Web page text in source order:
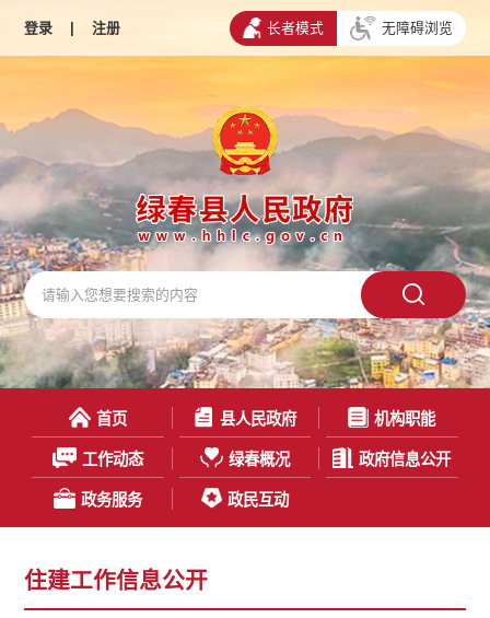
登录 | 注册 长者模式 无障碍浏览
首页 县人民政府 机构职能
工作动态 绿春概况 政府信息公开
政务服务 政民互动
住建工作信息公开